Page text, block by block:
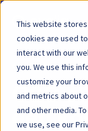
This website
cookies are used
interact with our
you. We use this
customize your
and metrics about
and other media.
we use, see our
TERUG
O2C
een